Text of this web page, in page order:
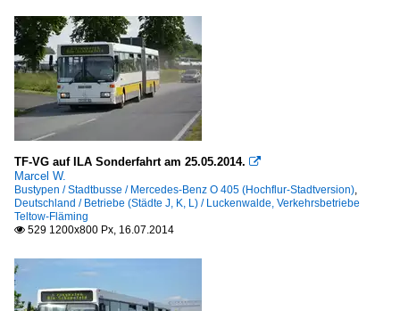
TF-VG auf ILA Sonderfahrt am 25.05.2014. 
Marcel W.
Bustypen / Stadtbusse / Mercedes-Benz O 405 (Hochflur-Stadtversion),
Deutschland / Betriebe (Städte J, K, L) / Luckenwalde, Verkehrsbetriebe
Teltow-Fläming
 529 1200x800 Px, 16.07.2014